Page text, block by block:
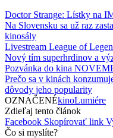
Doctor Strange: Lístky na
Na Slovensku sa už raz
kinosály
Livestream League of
Nový tím superhrdinov a
Pozvánka do kina
Prečo sa v kinách
dôvody jeho popularity
OZNAČENÉkinoLumiére
Zdieľaj tento článok
Facebook Skopírovať link
Čo si myslíte?